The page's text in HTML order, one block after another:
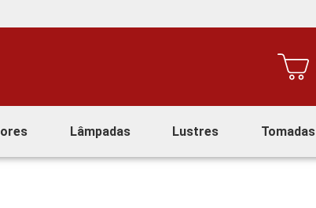
Lâmpadas Lustres Tomadas